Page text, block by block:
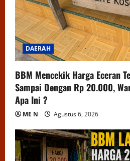
DAERAH
BBM Mencekik Harga Eceran
Sampai Dengan Rp 20.000,
Apa Ini ?
ME N Agustus 6, 2026